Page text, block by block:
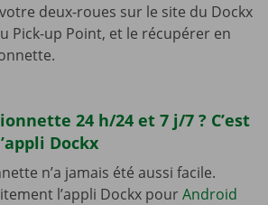
deux-roues sur le site du Dockx
Pick-up Point, et le récupérer en
24 h/24 et 7 j/7 ? C’est
Dockx
n’a jamais été aussi facile.
l’appli Dockx pourAndroid